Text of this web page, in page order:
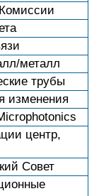
металл
трубы
изменения
центр,
Совет